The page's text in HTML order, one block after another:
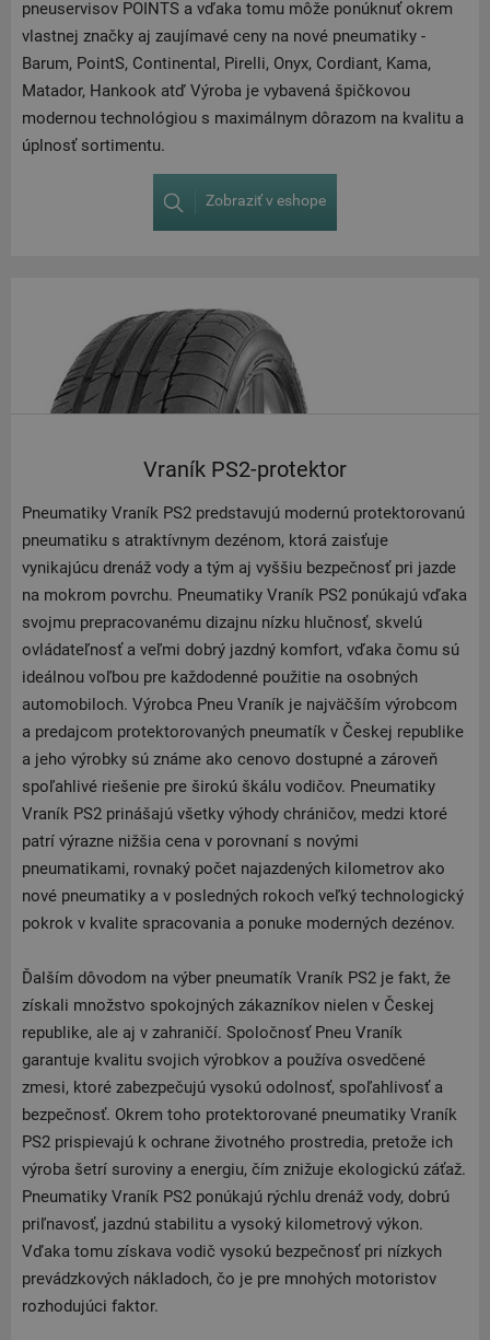
pneuservisov POINTS a vďaka tomu môže ponúknuť okrem
vlastnej značky aj zaujímavé ceny na nové pneumatiky -
Barum, PointS, Continental, Pirelli, Onyx, Cordiant, Kama,
Matador, Hankook atď Výroba je vybavená špičkovou
modernou technológiou s maximálnym dôrazom na kvalitu a
úplnosť sortimentu.
Zobraziť v eshope
Vraník PS2-protektor
Pneumatiky Vraník PS2 predstavujú modernú protektorovanú
pneumatiku s atraktívnym dezénom, ktorá zaisťuje
vynikajúcu drenáž vody a tým aj vyššiu bezpečnosť pri jazde
na mokrom povrchu. Pneumatiky Vraník PS2 ponúkajú vďaka
svojmu prepracovanému dizajnu nízku hlučnosť, skvelú
ovládateľnosť a veľmi dobrý jazdný komfort, vďaka čomu sú
ideálnou voľbou pre každodenné použitie na osobných
automobiloch. Výrobca Pneu Vraník je najväčším výrobcom
a predajcom protektorovaných pneumatík v Českej republike
a jeho výrobky sú známe ako cenovo dostupné a zároveň
spoľahlivé riešenie pre širokú škálu vodičov. Pneumatiky
Vraník PS2 prinášajú všetky výhody chráničov, medzi ktoré
patrí výrazne nižšia cena v porovnaní s novými
pneumatikami, rovnaký počet najazdených kilometrov ako
nové pneumatiky a v posledných rokoch veľký technologický
pokrok v kvalite spracovania a ponuke moderných dezénov.
Ďalším dôvodom na výber pneumatík Vraník PS2 je fakt, že
získali množstvo spokojných zákazníkov nielen v Českej
republike, ale aj v zahraničí. Spoločnosť Pneu Vraník
garantuje kvalitu svojich výrobkov a používa osvedčené
zmesi, ktoré zabezpečujú vysokú odolnosť, spoľahlivosť a
bezpečnosť. Okrem toho protektorované pneumatiky Vraník
PS2 prispievajú k ochrane životného prostredia, pretože ich
výroba šetrí suroviny a energiu, čím znižuje ekologickú záťaž.
Pneumatiky Vraník PS2 ponúkajú rýchlu drenáž vody, dobrú
priľnavosť, jazdnú stabilitu a vysoký kilometrový výkon.
Vďaka tomu získava vodič vysokú bezpečnosť pri nízkych
prevádzkových nákladoch, čo je pre mnohých motoristov
rozhodujúci faktor.